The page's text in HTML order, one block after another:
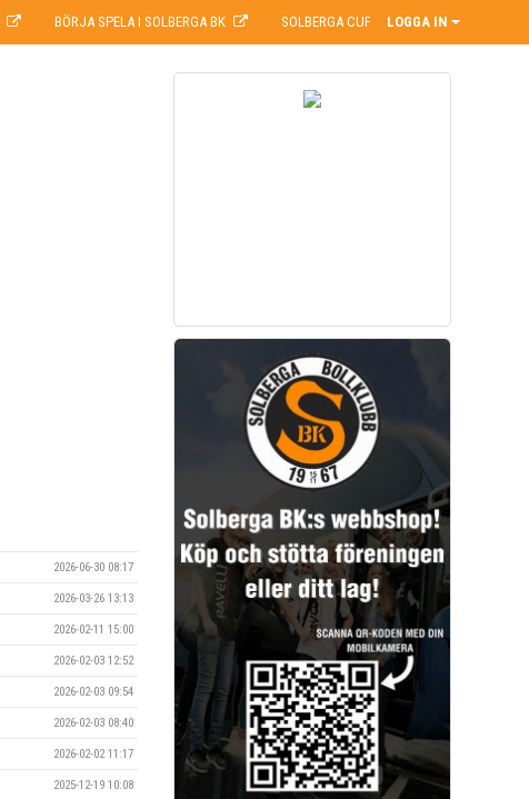
BÖRJA SPELA I SOLBERGA BK SOLBERGA CUP LOGGA IN
2026-06-30 08:17
2026-03-26 13:13
2026-02-11 15:00
2026-02-03 12:52
2026-02-03 09:54
2026-02-03 08:40
2026-02-02 11:17
2025-12-19 10:08